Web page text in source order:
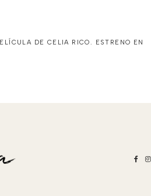
DE CELIA RICO. ESTRENO EN